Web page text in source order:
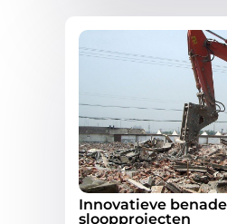
Innovatieve
sloopprojecten